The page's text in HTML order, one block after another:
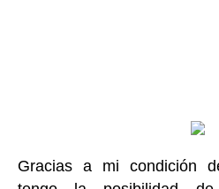
Gracias a mi condición